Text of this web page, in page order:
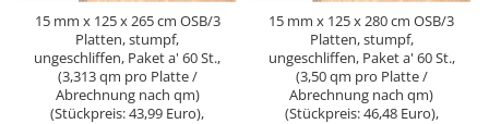
15 mm x 125 x 265 cm OSB/3
Platten, stumpf,
ungeschliffen, Paket a' 60 St.,
(3,313 qm pro Platte /
Abrechnung nach qm)
(Stückpreis: 43,99 Euro),
15 mm x 125 x 280 cm OSB/3
Platten, stumpf,
ungeschliffen, Paket a' 60 St.,
(3,50 qm pro Platte /
Abrechnung nach qm)
(Stückpreis: 46,48 Euro),